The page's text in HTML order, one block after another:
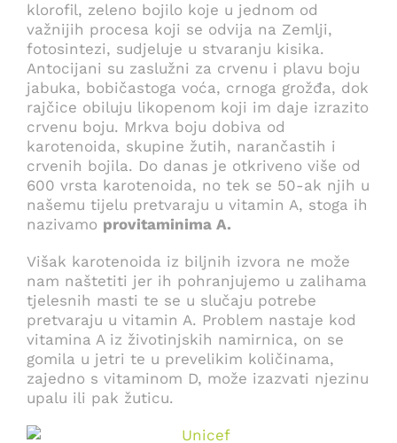
klorofil, zeleno bojilo koje u jednom od
važnijih procesa koji se odvija na Zemlji,
fotosintezi, sudjeluje u stvaranju kisika.
Antocijani su zaslužni za crvenu i plavu boju
jabuka, bobičastoga voća, crnoga grožđa, dok
rajčice obiluju likopenom koji im daje izrazito
crvenu boju. Mrkva boju dobiva od
karotenoida, skupine žutih, narančastih i
crvenih bojila. Do danas je otkriveno više od
600 vrsta karotenoida, no tek se 50-ak njih u
našemu tijelu pretvaraju u vitamin A, stoga ih
nazivamo provitaminima A.
Višak karotenoida iz biljnih izvora ne može
nam naštetiti jer ih pohranjujemo u zalihama
tjelesnih masti te se u slučaju potrebe
pretvaraju u vitamin A. Problem nastaje kod
vitamina A iz životinjskih namirnica, on se
gomila u jetri te u prevelikim količinama,
zajedno s vitaminom D, može izazvati njezinu
upalu ili pak žuticu.